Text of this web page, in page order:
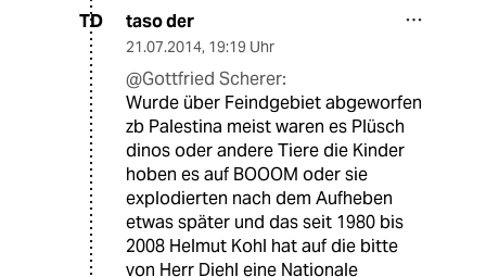
TD taso der
21.07.2014, 19:19 Uhr
@Gottfried Scherer:
Wurde über Feindgebiet abgeworfen
zb Palestina meist waren es Plüsch
dinos oder andere Tiere die Kinder
hoben es auf BOOOM oder sie
explodierten nach dem Aufheben
etwas später und das seit 1980 bis
2008 Helmut Kohl hat auf die bitte
von Herr Diehl eine Nationale